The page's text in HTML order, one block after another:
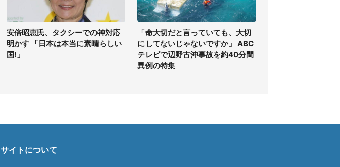
安倍昭恵氏、タクシーでの神対応
明かす 「日本は本当に素晴らしい
国!」
「命大切だと言っていても、大切
にしてないじゃないですか」 ABC
テレビで辺野古沖事故を約40分間
異例の特集
サイトについて